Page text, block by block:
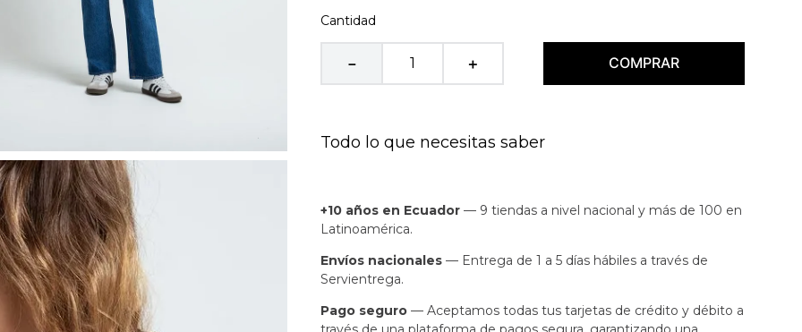
Cantidad
＋
－ COMPRAR
Todo lo que necesitas saber
+10 años en Ecuador — 9 tiendas a nivel nacional y más de 100 en
Latinoamérica.
Envíos nacionales — Entrega de 1 a 5 días hábiles a través de
Servientrega.
Pago seguro — Aceptamos todas tus tarjetas de crédito y débito a